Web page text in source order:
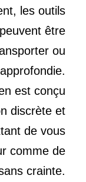
les outils
être
ou
est conçu
discrète et
de vous
comme de
crainte.